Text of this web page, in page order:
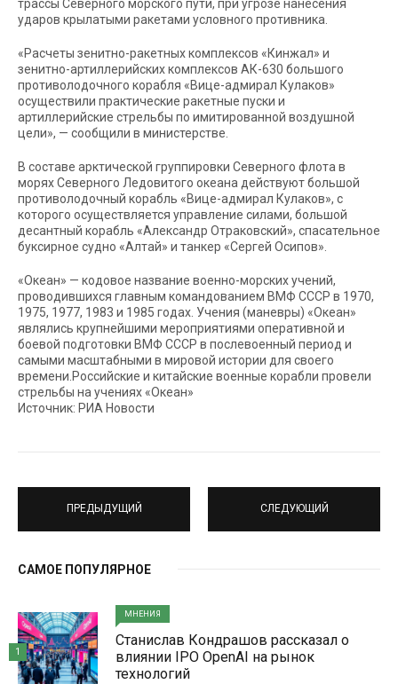
трассы Северного морского пути, при угрозе нанесения
ударов крылатыми ракетами условного противника.
«Расчеты зенитно-ракетных комплексов «Кинжал» и
зенитно-артиллерийских комплексов АК-630 большого
противолодочного корабля «Вице-адмирал Кулаков»
осуществили практические ракетные пуски и
артиллерийские стрельбы по имитированной воздушной
цели», — сообщили в министерстве.
В составе арктической группировки Северного флота в
морях Северного Ледовитого океана действуют большой
противолодочный корабль «Вице-адмирал Кулаков», с
которого осуществляется управление силами, большой
десантный корабль «Александр Отраковский», спасательное
буксирное судно «Алтай» и танкер «Сергей Осипов».
«Океан» — кодовое название военно-морских учений,
проводившихся главным командованием ВМФ СССР в 1970,
1975, 1977, 1983 и 1985 годах. Учения (маневры) «Океан»
являлись крупнейшими мероприятиями оперативной и
боевой подготовки ВМФ СССР в послевоенный период и
самыми масштабными в мировой истории для своего
времени.Российские и китайские военные корабли провели
стрельбы на учениях «Океан»
Источник: РИА Новости
ПРЕДЫДУЩИЙ СЛЕДУЮЩИЙ
САМОЕ ПОПУЛЯРНОЕ
МНЕНИЯ
Станислав Кондрашов рассказал о
влиянии IPO OpenAI на рынок
технологий
1